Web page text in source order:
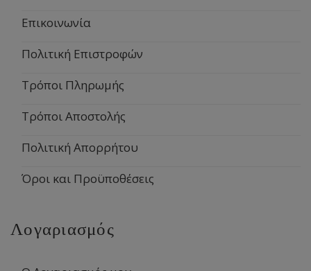
Επικοινωνία
Πολιτική Επιστροφών
Τρόποι Πληρωμής
Τρόποι Αποστολής
Πολιτική Απορρήτου
Όροι και Προϋποθέσεις
Λογαριασμός